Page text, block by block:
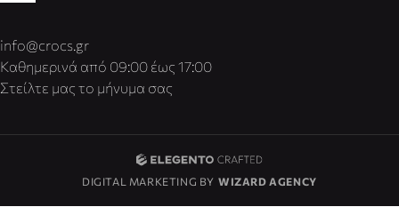
info@crocs.gr
Καθημερινά από 09:00 έως 17:00
Στείλτε μας το μήνυμα σας
DIGITAL MARKETING BY WIZARD AGENCY